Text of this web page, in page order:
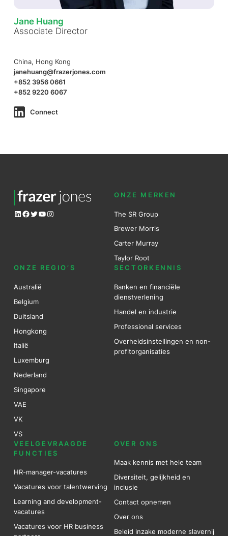
Jane Huang
Associate Director
China, Hong Kong
janehuang@frazerjones.com
+852 3956 0661
+852 9220 6067
Connect
LinkedIn
Facebook
Twitter
YouTube
Instagram
ONZE MERKEN
The SR Group
Brewer Morris
Carter Murray
Taylor Root
ONZE REGIO’S
Australië
Belgium
Duitsland
Hongkong
Italië
Luxemburg
Nederland
Singapore
VAE
VK
VS
SECTORKENNIS
Banken en financiële
dienstverlening
Handel en industrie
Professional services
Overheidsinstellingen en non-
profitorganisaties
VEELGEVRAAGDE
FUNCTIES
HR-manager-vacatures
Vacatures voor talentwerving
Learning and development-
vacatures
Vacatures voor HR business
OVER ONS
Maak kennis met hele team
Diversiteit, gelijkheid en
inclusie
Contact opnemen
Over ons
Beleid inzake moderne slavernij